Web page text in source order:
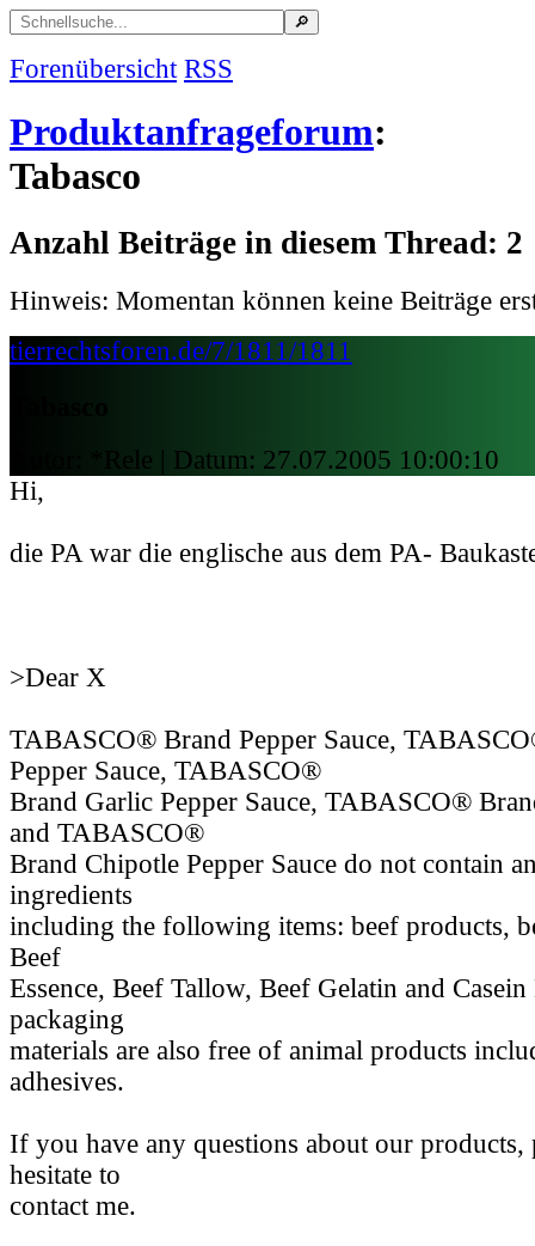
Forenübersicht RSS
Produktanfrageforum:
Tabasco
Anzahl Beiträge in diesem Thread: 2
Hinweis: Momentan können keine Beiträge
tierrechtsforen.de/7/1811/1811
Autor: *Rele | Datum: 27.07.2005 10:00:10
Hi,
die PA war die englische aus dem PA-
>Dear X
TABASCO® Brand Pepper Sauce,
Pepper Sauce, TABASCO®
Brand Garlic Pepper Sauce, TABASCO®
and TABASCO®
Brand Chipotle Pepper Sauce do not contain
ingredients
including the following items: beef products,
Beef
Essence, Beef Tallow, Beef Gelatin and
packaging
materials are also free of animal products
adhesives.
If you have any questions about our products,
hesitate to
contact me.